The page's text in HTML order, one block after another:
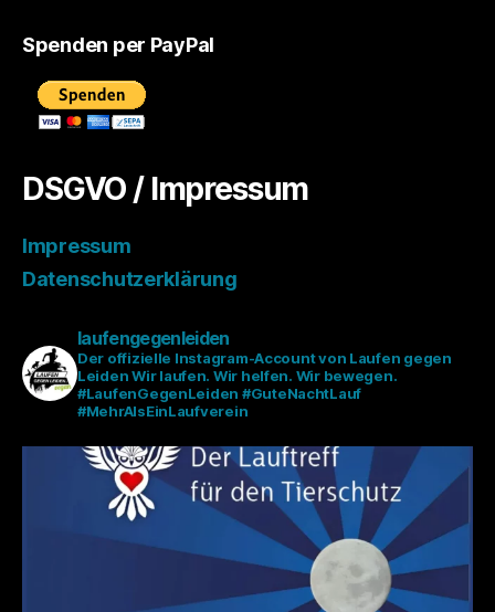
Spenden per PayPal
DSGVO / Impressum
Impressum
Datenschutzerklärung
laufengegenleiden
Der offizielle Instagram-Account von Laufen gegen
LeidenWir laufen. Wir helfen. Wir bewegen.
#LaufenGegenLeiden #GuteNachtLauf
#MehrAlsEinLaufverein